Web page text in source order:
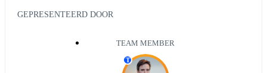
GEPRESENTEERD DOOR
TEAM MEMBER
T